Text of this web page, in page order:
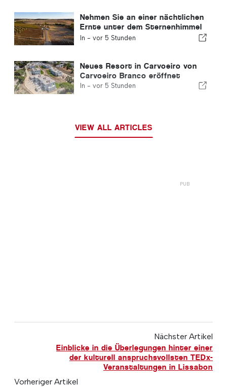
Nehmen Sie an einer nächtlichen
Ernte unter dem Sternenhimmel
im Alentejo teil
In - vor 5 Stunden
Neues Resort in Carvoeiro von
Carvoeiro Branco eröffnet
In - vor 5 Stunden
VIEW ALL ARTICLES
Nächster Artikel
Einblicke in die Überlegungen hinter einer
der kulturell anspruchsvollsten TEDx-
Veranstaltungen in Lissabon
Vorheriger Artikel